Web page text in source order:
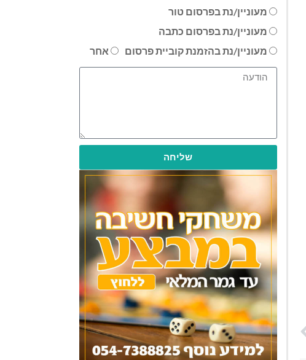
מעוניין/נת בפרסום טור
מעוניין/נת בפרסום כתבה
מעוניין/נת בהזמנת קוביית פרסום
אחר
שליחה